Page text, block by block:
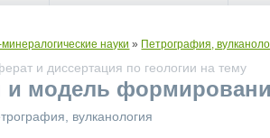
минералогические науки » Петрография,
и диссертация по геологии на тему
модель
вулканология